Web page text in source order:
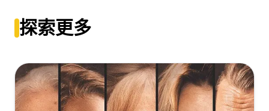
探索更多